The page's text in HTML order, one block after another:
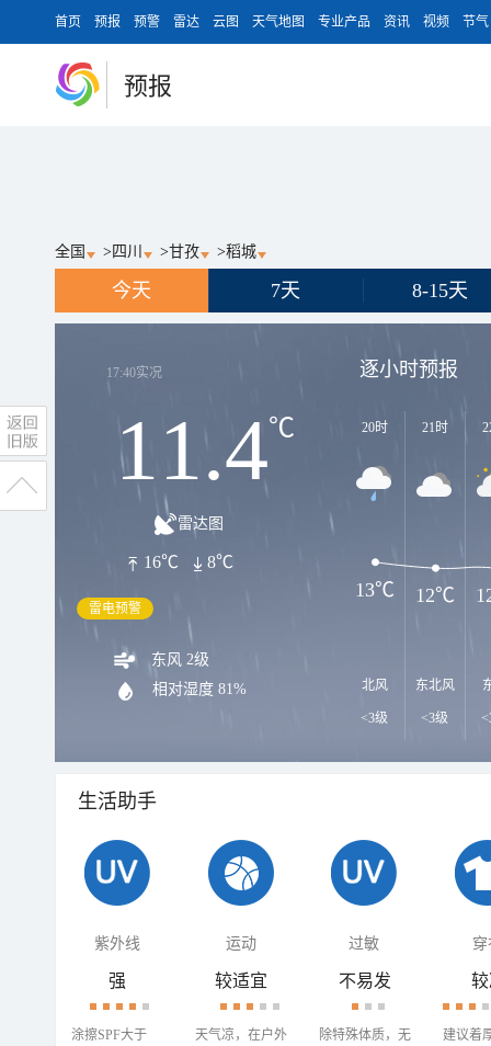
首页 预报 预警 雷达 云图 天气地图 专业产品 资讯 视频 节气
预报
全国 > 四川 >甘孜 >稻城
今天 7天 8-15天
17:40实况
11.4℃
雷达图
16℃ 8℃
雷电预警
东风 2级
相对湿度 81%
逐小时预报
20时
北风
<3级
21时
东北风
<3级
13℃ 12℃
生活助手
紫外线 运动 过敏 穿
强
涂擦SPF大于
较适宜
天气凉，在户外
不易发
除特殊体质，无
建议着